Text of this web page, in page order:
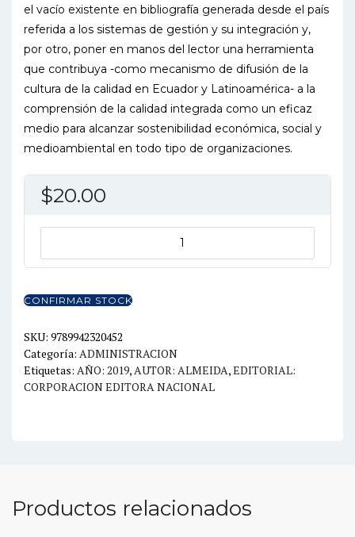
el vacío existente en bibliografía generada desde el país
referida a los sistemas de gestión y su integración y,
por otro, poner en manos del lector una herramienta
que contribuya -como mecanismo de difusión de la
cultura de la calidad en Ecuador y Latinoamérica- a la
comprensión de la calidad integrada como un eficaz
medio para alcanzar sostenibilidad económica, social y
medioambiental en todo tipo de organizaciones.
$20.00
DESAFIO
ORGANIZACIONAL
cantidad
CONFIRMAR STOCK
SKU: 9789942320452
Categoría: ADMINISTRACION
Etiquetas: AÑO: 2019, AUTOR: ALMEIDA,EDITORIAL:
CORPORACION EDITORA NACIONAL
Productos relacionados